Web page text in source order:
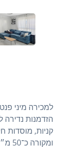
הזדמנות נדירה